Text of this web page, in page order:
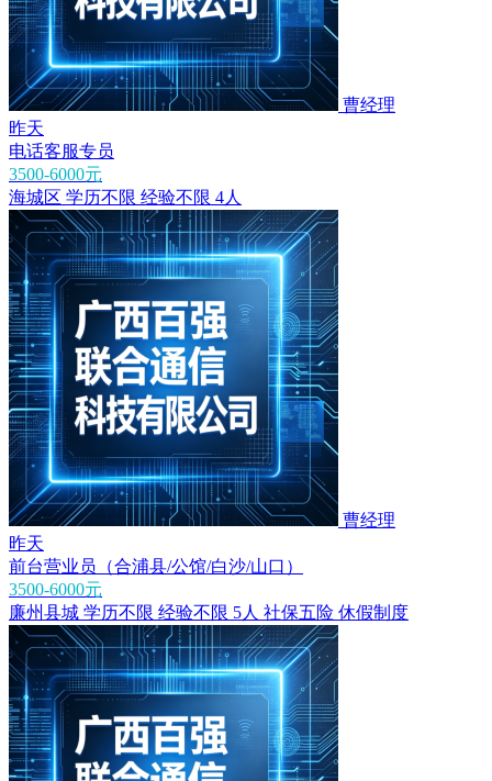
曹经理
昨天
电话客服专员
3500-6000元
海城区 学历不限 经验不限 4人
曹经理
昨天
前台营业员（合浦县/公馆/白沙/山口）
3500-6000元
廉州县城 学历不限 经验不限 5人 社保五险 休假制度